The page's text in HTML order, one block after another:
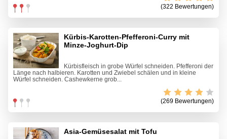
(322 Bewertungen)
Kürbis-Karotten-Pfefferoni-Curry mit
Minze-Joghurt-Dip
Kürbisfleisch in grobe Würfel schneiden. Pfefferoni der
Länge nach halbieren. Karotten und Zwiebel schälen und in kleine
Würfel schneiden. Cashewkerne grob...
(269 Bewertungen)
Asia-Gemüsesalat mit Tofu